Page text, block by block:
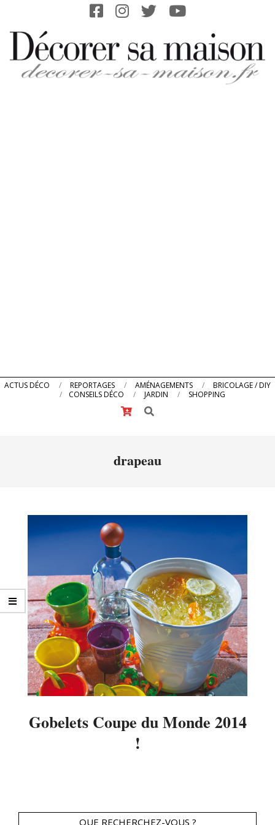
content
Primary
ACTUS DÉCO REPORTAGES AMÉNAGEMENTS
BRICOLAGE / DIY
CONSEILS DÉCO
JARDIN
SHOPPING
Search
drapeau
Gobelets Coupe du Monde 2014
!
QUE RECHERCHEZ-VOUS ?